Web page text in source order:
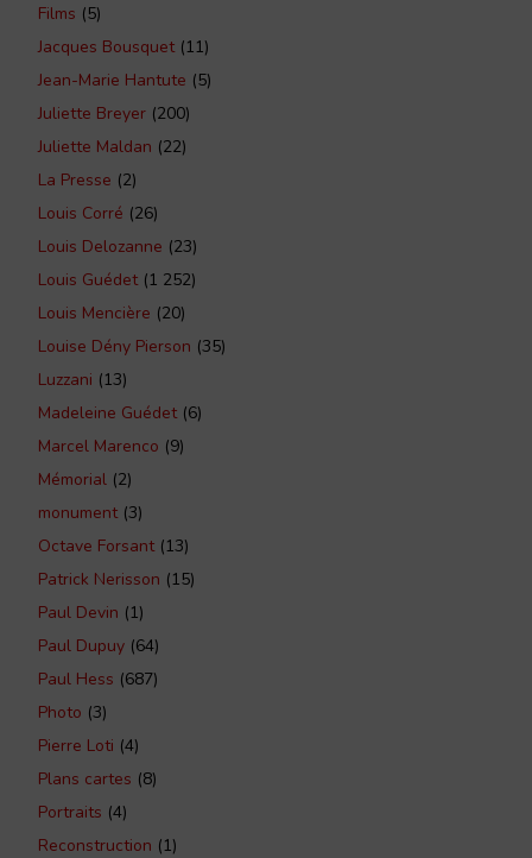
Films (5)
Jacques Bousquet(11)
Jean-Marie Hantute (5)
Juliette Breyer (200)
Juliette Maldan (22)
La Presse (2)
Louis Corré (26)
Louis Delozanne (23)
Louis Guédet(1 252)
Louis Mencière (20)
Louise Dény Pierson (35)
Luzzani (13)
Madeleine Guédet(6)
Marcel Marenco (9)
Mémorial (2)
monument(3)
Octave Forsant(13)
Patrick Nerisson (15)
Paul Devin (1)
Paul Dupuy (64)
Paul Hess (687)
Photo (3)
Pierre Loti (4)
Plans cartes (8)
Portraits (4)
Reconstruction (1)